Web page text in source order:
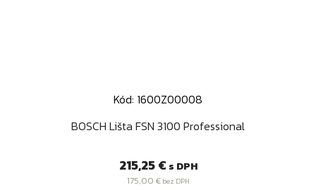
Kód: 1600Z00008
BOSCH Lišta FSN 3100 Professional
Cena
215,25 € s DPH
175,00 €bez DPH